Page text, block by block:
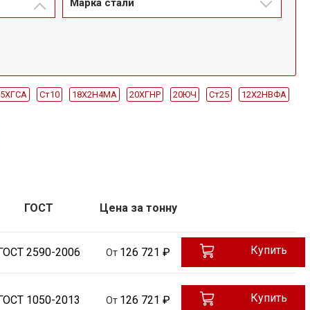
Марка стали
Ст10 18Х2Н4МА 20ХГНР 20ЮЧ Ст25 12Х2НВФА
54мм 60мм 65мм
62мм 67мм
310мм 320мм 330мм
ГОСТ Цена за тонну
2590-2006 От 126 721 ₽ Купить
1050-2013 От 126 721 ₽ Купить